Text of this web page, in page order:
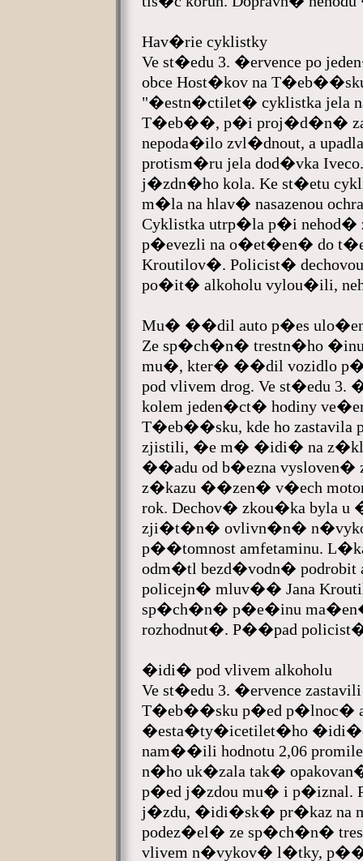
Hav�rie cyklistky
Ve st�edu 3. �ervence po
obce Host�kov na
"�estn�ctilet� cyklistka jela
T�eb��, p�i proj�d�n�
nepoda�ilo zvl�dnout, a
protism�ru jela dod�vka
j�zdn�ho kola. Ke st�etu
m�la na hlav� nasazenou
Cyklistka utrp�la p�i
p�evezli na o�et�en� do
Kroutilov�. Policist�
po�it� alkoholu vylou�ili,
Mu� ��dil auto p�es
Ze sp�ch�n� trestn�ho
mu�, kter� ��dil vozidlo
pod vlivem drog. Ve st�edu 3.
kolem jeden�ct� hodiny
T�eb��sku, kde ho
zjistili, �e m� �idi� na
��adu od b�ezna
z�kazu ��zen� v�ech
rok. Dechov� zkou�ka byla u
zji�t�n� ovlivn�n�
p��tomnost amfetaminu.
odm�tl bezd�vodn� podrobit
policejn� mluv�� Jana
sp�ch�n� p�e�inu
rozhodnut�. P��pad
�idi� pod vlivem alkoholu
Ve st�edu 3. �ervence
T�eb��sku p�ed p�lnoc�
�esta�ty�icetilet�ho
nam��ili hodnotu 2,06 promile
n�ho uk�zala tak�
p�ed j�zdou mu� i
j�zdu, �idi�sk� pr�kaz na
podez�el� ze sp�ch�n�
vlivem n�vykov� l�tky,